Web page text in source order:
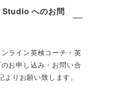
へのお問
ライン英検コーチ・英
お申し込み・お問い合
りお願い致します。